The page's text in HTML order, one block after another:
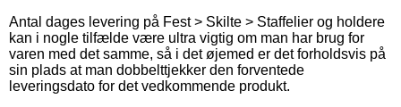
Antal dages levering på Fest > Skilte > Staffelier og holdere
kan i nogle tilfælde være ultra vigtig om man har brug for
varen med det samme, så i det øjemed er det forholdsvis på
sin plads at man dobbelttjekker den forventede
leveringsdato for det vedkommende produkt.